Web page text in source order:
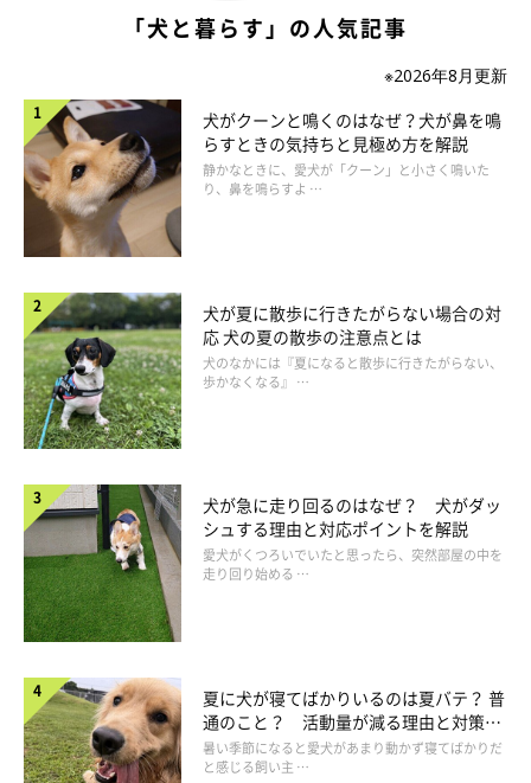
「犬と暮らす」の人気記事
※2026年8月更新
犬がクーンと鳴くのはなぜ？犬が鼻を鳴
らすときの気持ちと見極め方を解説
静かなときに、愛犬が「クーン」と小さく鳴いた
り、鼻を鳴らすよ …
犬が夏に散歩に行きたがらない場合の対
応 犬の夏の散歩の注意点とは
犬のなかには『夏になると散歩に行きたがらない、
歩かなくなる』 …
犬が急に走り回るのはなぜ？ 犬がダッ
シュする理由と対応ポイントを解説
愛犬がくつろいでいたと思ったら、突然部屋の中を
走り回り始める …
夏に犬が寝てばかりいるのは夏バテ？ 普
通のこと？ 活動量が減る理由と対策と
は
暑い季節になると愛犬があまり動かず寝てばかりだ
と感じる飼い主 …